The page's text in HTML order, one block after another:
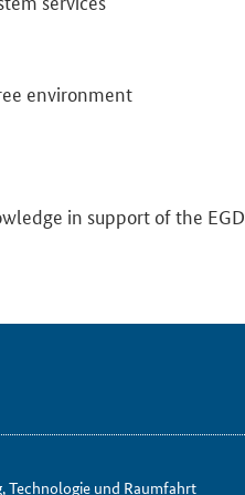
en­vi­ron­ment
in sup­port of the EGD
und Raum­fahrt